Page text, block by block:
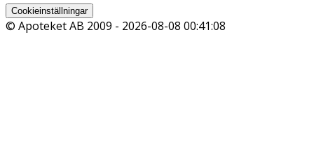
Cookieinställningar
© Apoteket AB 2009 - 2026-08-08 00:41:08